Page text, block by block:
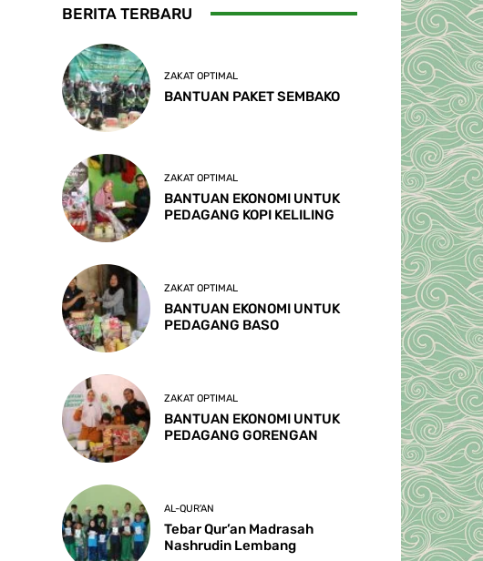
BERITA TERBARU
ZAKAT OPTIMAL
BANTUAN PAKET SEMBAKO
ZAKAT OPTIMAL
BANTUAN EKONOMI UNTUK
PEDAGANG KOPI KELILING
ZAKAT OPTIMAL
BANTUAN EKONOMI UNTUK
PEDAGANG BASO
ZAKAT OPTIMAL
BANTUAN EKONOMI UNTUK
PEDAGANG GORENGAN
AL-QUR'AN
Tebar Qur’an Madrasah
Nashrudin Lembang